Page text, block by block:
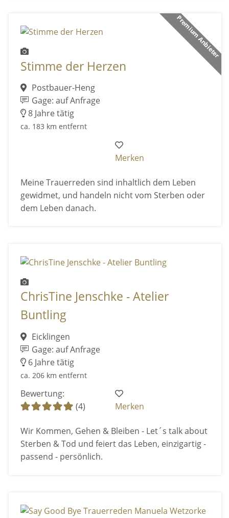
Premium Anbieter
Stimme der Herzen
Postbauer-Heng
Gage: auf Anfrage
8 Jahre tätig
ca. 183 km entfernt
Merken
Meine Trauerreden sind inhaltlich dem Leben
gewidmet, und handeln nicht vom Sterben oder
dem Leben danach.
ChrisTine Jenschke - Atelier
Buntling
Eicklingen
Gage: auf Anfrage
6 Jahre tätig
ca. 206 km entfernt
Bewertung:
(4)
Merken
Wir Kommen, Gehen & Bleiben - Let´s talk about
Sterben & Tod und feiert das Leben, einzigartig -
passend - persönlich.